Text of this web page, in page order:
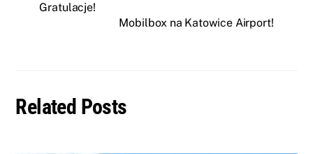
Gratulacje!
Mobilbox na Katowice Airport!
Related Posts